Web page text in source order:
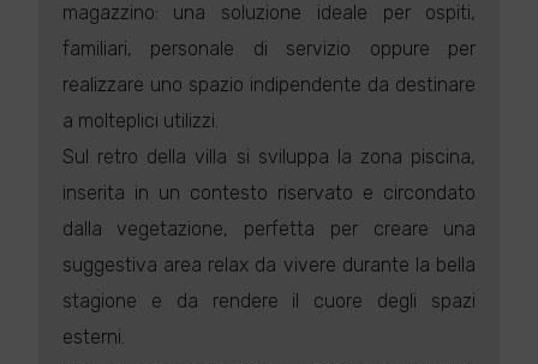
magazzino: una soluzione ideale per ospiti,
familiari, personale di servizio oppure per
realizzare uno spazio indipendente da destinare
a molteplici utilizzi.
Sul retro della villa si sviluppa la zona piscina,
inserita in un contesto riservato e circondato
dalla vegetazione, perfetta per creare una
suggestiva area relax da vivere durante la bella
stagione e da rendere il cuore degli spazi
esterni.